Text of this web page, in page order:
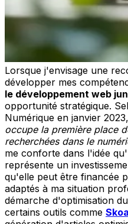
Lorsque j'envisage une
développer mes
le développement web
opportunité stratégique.
Numérique en janvier 2023,
occupe la première place
recherchées dans le
me conforte dans l'idée
représente un
qu'elle peut être financée
adaptés à ma situation
démarche d'optimisation
certains outils comme